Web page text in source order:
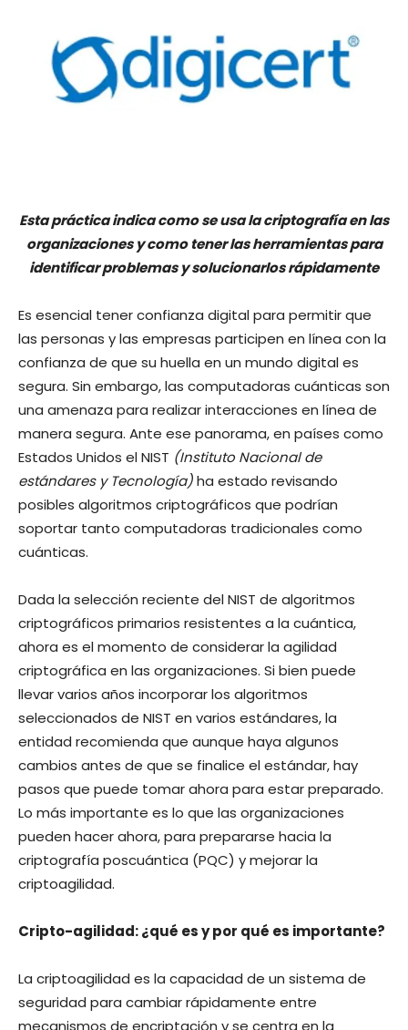
Esta práctica indica como se usa la criptografía en las
organizaciones y como tener las herramientas para
identificar problemas y solucionarlos rápidamente
Es esencial tener confianza digital para permitir que
las personas y las empresas participen en línea con la
confianza de que su huella en un mundo digital es
segura. Sin embargo, las computadoras cuánticas son
una amenaza para realizar interacciones en línea de
manera segura. Ante ese panorama, en países como
Estados Unidos el NIST (Instituto Nacional de
estándares y Tecnología)ha estado revisando
posibles algoritmos criptográficos que podrían
soportar tanto computadoras tradicionales como
cuánticas.
Dada la selección reciente del NIST de algoritmos
criptográficos primarios resistentes a la cuántica,
ahora es el momento de considerar la agilidad
criptográfica en las organizaciones. Si bien puede
llevar varios años incorporar los algoritmos
seleccionados de NIST en varios estándares, la
entidad recomienda que aunque haya algunos
cambios antes de que se finalice el estándar, hay
pasos que puede tomar ahora para estar preparado.
Lo más importante es lo que las organizaciones
pueden hacer ahora, para prepararse hacia la
criptografía poscuántica (PQC) y mejorar la
criptoagilidad.
Cripto-agilidad: ¿qué es y por qué es importante?
La criptoagilidad es la capacidad de un sistema de
seguridad para cambiar rápidamente entre
mecanismos de encriptación y se centra en la